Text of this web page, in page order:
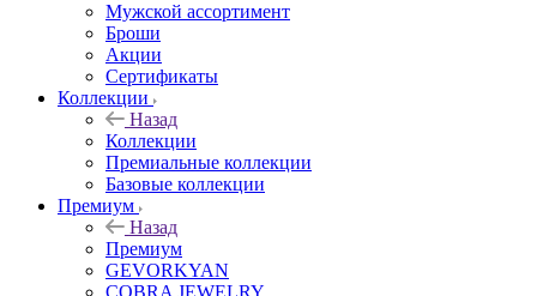
Мужской ассортимент
Броши
Акции
Сертификаты
Коллекции
Назад
Коллекции
Премиальные коллекции
Базовые коллекции
Премиум
Назад
Премиум
GEVORKYAN
COBRA JEWELRY